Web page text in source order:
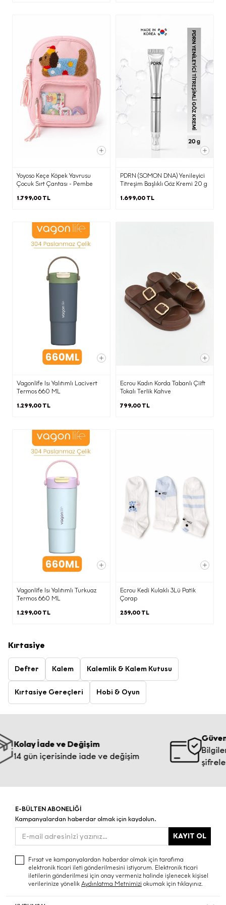
Yoyoso Keçe Köpek Yavrusu
Çocuk Sırt Çantası - Pembe
1.799,00 TL
PDRN (SOMON DNA) Yenileyici
Titreşim Başlıklı Göz Kremi 20 g
1.699,00 TL
Vagonlife Isı Yalıtımlı Lacivert
Termos 660 ML
1.299,00 TL
Ecrou Kadın Korda Tabanlı Çiift
Tokalı Terlik Kahve
799,00 TL
Vagonlife Isı Yalıtımlı Turkuaz
Termos 660 ML
1.299,00 TL
Ecrou Kedi Kulaklı 3Lü Patik
Çorap
259,00 TL
Kırtasiye
Defter Kalem Kalemlik & Kalem Kutusu
Kırtasiye Gereçleri Hobi & Oyun
İade ve Değişim
gün içerisinde iade ve değişim
Güvenli
Bilgileriniz
E-BÜLTEN ABONELİĞİ
Kampanyalardan haberdar olmak için kaydolun.
KAYIT OL
Fırsat ve kampanyalardan haberdar olmak için tarafıma
elektronik ticari ileti gönderilmesini istiyorum. Elektronik ticari
iletilerin gönderilmesi için onay vermeniz halinde işlenecek kişisel
verilerinize yönelik Aydınlatma Metnimizi okumak için tıklayınız.
(b) kısmında belirtilen amaçlarla sınırlı
olarak aktarılacaktır.
f) Kişisel Veri Sahibi Olarak KVKK
Kapsamındaki Haklarınızla
İlgili Bilgilendirme
Kişisel verisi işlenen kişi olarak, Kanunun
ilgili kişinin haklarını düzenleyen 11.
maddesi kapsamındaki haklarınızı (kişisel
veri işlemeyi öğrenme, işlemeyle ilgili
uygunluğunu öğrenme, aktarım yapılan
kişileri bilme, eksik veya yanlış
işlemelerin düzeltilmesini
isteme, otomatik tüm işlemlerin üçüncü
kişilere bildirilmesini isteme, analize
itiraz etme, zararın giderilmesini
talep etme) Veri Sorumlusuna Başvuru
Usul ve Esasları Hakkında Tebliğ’e göre
kullanmak için Şirket’in
Mahalle/Semt:KUŞTEPE MAH.
Cadde/Sokak:MECİDİYEKÖY YOLU CAD.
TRUMP TOWER No:12 İç Kapı No:214
adresine yazılı olarak
iletebilirsiniz veya daha önce tarafımıza
bildirdiğiniz elektronik posta adresi
adresine e-mail yoluyla
iletebilirsiniz.
kapsamında vermiş olduğunuz onayınızı
her zaman
kvkk@ecrou.com
e-posta göndererek geri alabilirsiniz.